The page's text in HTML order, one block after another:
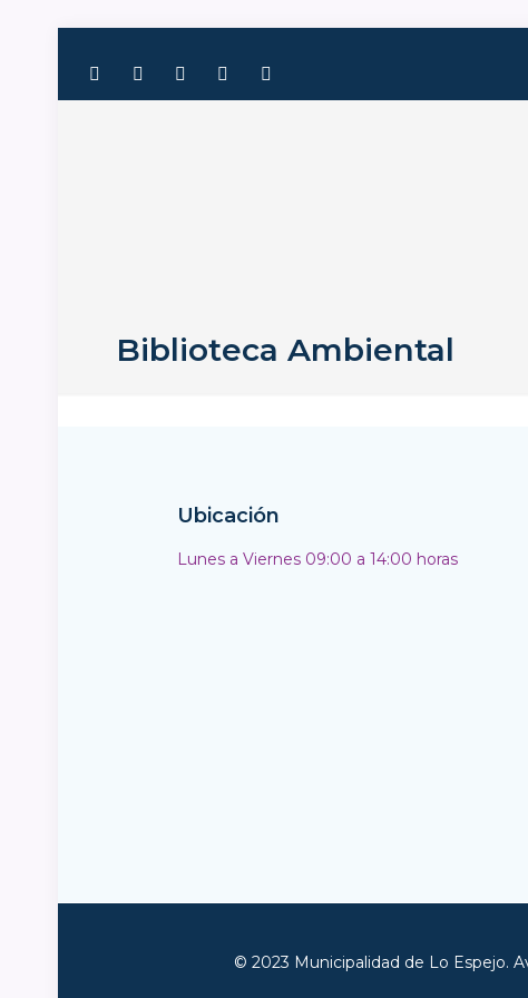
Biblioteca Ambiental
Ubicación
Lunes a Viernes 09:00 a 14:00 horas
© 2023 Municipalidad de Lo Espejo.